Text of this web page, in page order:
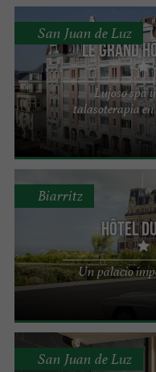
Le Grand
Lujoso spa
talasoterapia
San Juan de Luz
Hôtel
Un palacio
Biarritz
San Juan de Luz